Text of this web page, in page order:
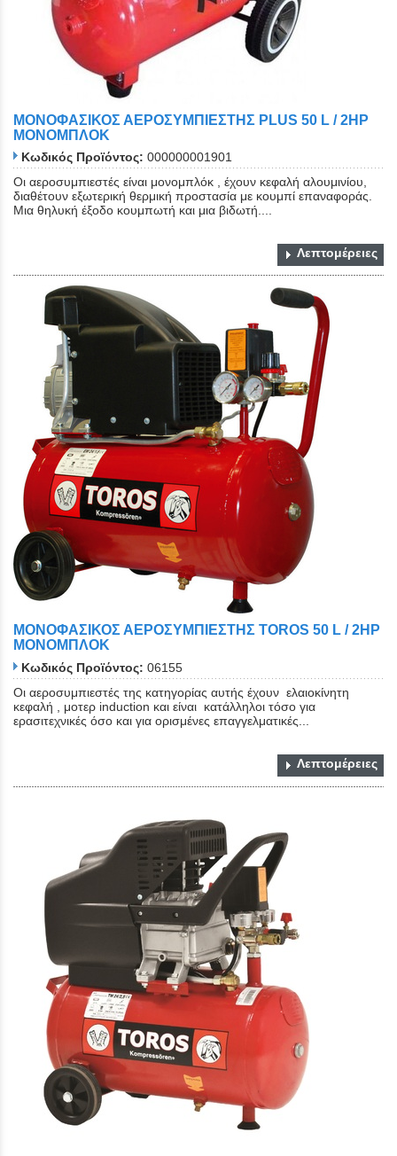
ΜΟΝΟΦΑΣΙΚΟΣ ΑΕΡΟΣΥΜΠΙΕΣΤΗΣ PLUS 50 L / 2HP
ΜΟΝΟΜΠΛΟΚ
Κωδικός Προϊόντος: 000000001901
Οι αεροσυμπιεστές είναι μονομπλόκ , έχουν κεφαλή αλουμινίου,
διαθέτουν εξωτερική θερμική προστασία με κουμπί επαναφοράς.
Μια θηλυκή έξοδο κουμπωτή και μια βιδωτή....
Λεπτομέρειες
ΜΟΝΟΦΑΣΙΚΟΣ ΑΕΡΟΣΥΜΠΙΕΣΤΗΣ TOROS 50 L / 2HP
ΜΟΝΟΜΠΛΟΚ
Κωδικός Προϊόντος: 06155
Οι αεροσυμπιεστές της κατηγορίας αυτής έχουν ελαιοκίνητη
κεφαλή , μοτερ induction και είναι κατάλληλοι τόσο για
ερασιτεχνικές όσο και για ορισμένες επαγγελματικές...
Λεπτομέρειες